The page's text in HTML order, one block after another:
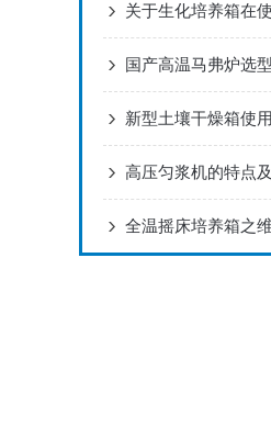
高压匀浆机的特点